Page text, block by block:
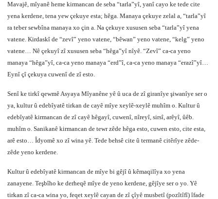
Mavajê, mîyanê heme kirmancan de seba “tarla”yî, yanî cayo ke tede cite
yena kerdene, tena yew çekuye esta; hêga. Manaya çekuye zelal a, “tarla”yî
ra teber sewbîna manaya xo çin a. Na çekuye xususen seba “tarla”yî yena
vatene. Kirdaskî de “zevî” yeno vatene, “bêwan” yeno vatene, “kelg” yeno
vatene… Nê çekuyî zî xususen seba “hêga”yî nîyê. “Zevî” ca-ca yeno
manaya “hêga”yî, ca-ca yeno manaya “erd”î, ca-ca yeno manaya “erazî”yî…
Eynî çî çekuya cuwenî de zî esto.
Senî ke tirkî qewmê Asyaya Mîyanêne yê û uca de zî giranîye şiwanîye ser o
ya, kultur û edebîyatê tirkan de cayê mîye xeylê-xeylê muhîm o. Kultur û
edebîyatê kirmancan de zî cayê hêgayî, cuwenî, nîreyî, sirsî, arêyî, ûêb.
muhîm o. Sanikanê kirmancan de tewr zêde hêga esto, cuwen esto, cite esta,
arê esto… Îdyomê xo zî wina yê. Tede behsê cite û termanê citêrîye zêde-
zêde yeno kerdene.
Kultur û edebîyatê kirmancan de mîye bi gêjî û kêmaqilîya xo yena
zanayene. Teşbîho ke derheqê mîye de yeno kerdene, gêjîye ser o yo. Yê
tirkan zî ca-ca wina yo, feqet xeylê cayan de zî çîyê musbetî (pozîtîfî) îfade